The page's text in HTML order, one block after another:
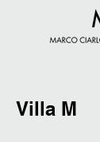
Villa M